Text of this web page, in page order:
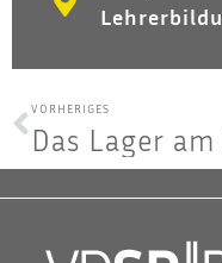
VORHERIGES